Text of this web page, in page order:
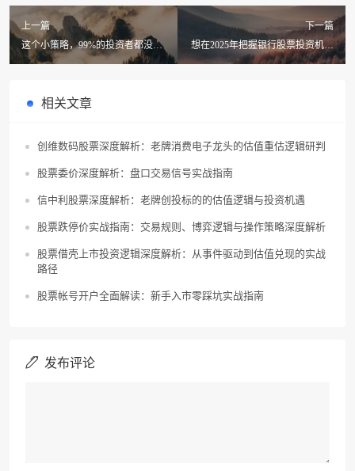
上一篇
这个小策略，99%的投资者都没听
说过！如何用中证A500ETF实现完
下一篇
想在2025年把握银行股票投资机会
的朋友们速来围观！
相关文章
创维数码股票深度解析：老牌消费电子龙头的估值重估逻辑研判
股票委价深度解析：盘口交易信号实战指南
信中利股票深度解析：老牌创投标的的估值逻辑与投资机遇
股票跌停价实战指南：交易规则、博弈逻辑与操作策略深度解析
股票借壳上市投资逻辑深度解析：从事件驱动到估值兑现的实战
路径
股票帐号开户全面解读：新手入市零踩坑实战指南
发布评论